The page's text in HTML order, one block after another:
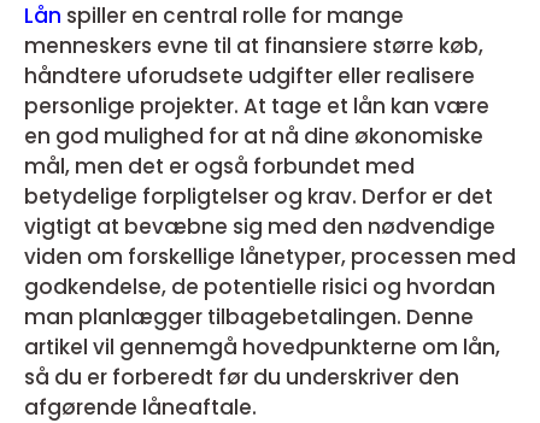
Lån spiller en central rolle for mange
menneskers evne til at finansiere større køb,
håndtere uforudsete udgifter eller realisere
personlige projekter. At tage et lån kan være
en god mulighed for at nå dine økonomiske
mål, men det er også forbundet med
betydelige forpligtelser og krav. Derfor er det
vigtigt at bevæbne sig med den nødvendige
viden om forskellige lånetyper, processen med
godkendelse, de potentielle risici og hvordan
man planlægger tilbagebetalingen. Denne
artikel vil gennemgå hovedpunkterne om lån,
så du er forberedt før du underskriver den
afgørende låneaftale.